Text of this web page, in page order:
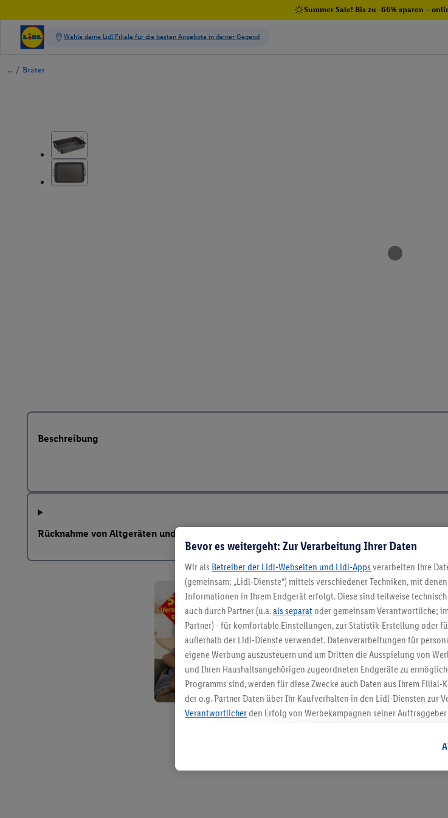
Summer Sale! Bis zu -66% sparen –
/ Bräter
Beschreibung
Rücknahme von Altgeräten und weitere Hinweise nach ElektroG und BattVO-BattDG
5.95 €
Bevor es weitergeht: Zur Verarbeitung Ihrer Daten
Wir als Betreiber der Lidl-Webseiten und Lidl-Apps verarbeiten Ihre
(gemeinsam: „Lidl-Dienste“) mittels verschiedener Techniken, mit
Informationen in Ihrem Endgerät erfolgt. Diese sind teilweise
auch durch Partner (u.a.als separat oder gemeinsam Verantwortliche;
Partner) - für komfortable Einstellungen, zur Statistik-Erstellung oder
außerhalb der Lidl-Dienste verwendet. Datenverarbeitungen für
eigene Werbung auszusteuern und um Dritten die Ausspielung von
und Ihren Haushaltsangehörigen zugeordneten Endgeräte zu
Programms sind, werden für diese Zwecke auch Daten aus Ihrem
der o.g. Partner Daten über Ihr Kaufverhalten in den Lidl-Diensten zur
Verantwortlicherden Erfolg von Werbekampagnen seiner Auftraggeber
angereicherten Profilen. Dies umfasst die Zusammenführung von
Kaufverhalten in den Lidl-Diensten, Informationen aus Ihrem
genauen Standortdaten) auch über verschiedene Endgeräte und Lidl-